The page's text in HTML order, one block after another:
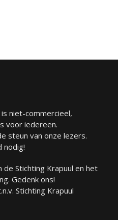
niet-commercieel,
voor iedereen.
steun van onze lezers.
nodig!
de Stichting Krapuul en het
Gedenk ons!
Stichting Krapuul